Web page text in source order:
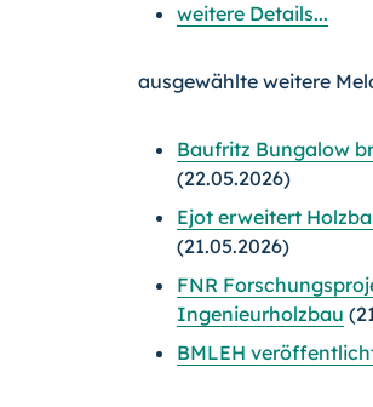
weitere Details...
ausgewählte weitere
Baufritz Bungalow
(22.05.2026)
Ejot erweitert
(21.05.2026)
FNR
Ingenieurholzbau
BMLEH